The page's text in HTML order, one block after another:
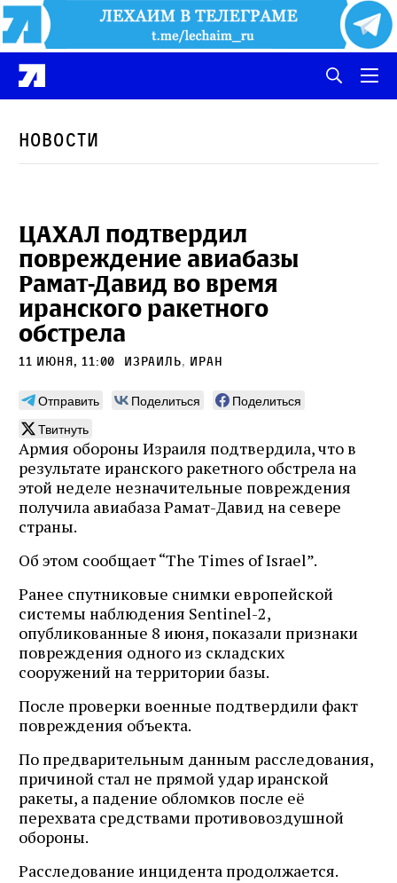
Новости
ЦАХАЛ подтвердил
повреждение авиабазы
Рамат-Давид во время
иранского ракетного
обстрела
11 июня, 11:00 Израиль, Иран
Отправить Поделиться
Поделиться
Твитнуть
Армия обороны Израиля подтвердила, что в
результате иранского ракетного обстрела на
этой неделе незначительные повреждения
получила авиабаза Рамат-Давид на севере
страны.
Об этом сообщает “The Times of Israel”.
Ранее спутниковые снимки европейской
системы наблюдения Sentinel-2,
опубликованные 8 июня, показали признаки
повреждения одного из складских
сооружений на территории базы.
После проверки военные подтвердили факт
повреждения объекта.
По предварительным данным расследования,
причиной стал не прямой удар иранской
ракеты, а падение обломков после её
перехвата средствами противовоздушной
обороны.
Расследование инцидента продолжается.